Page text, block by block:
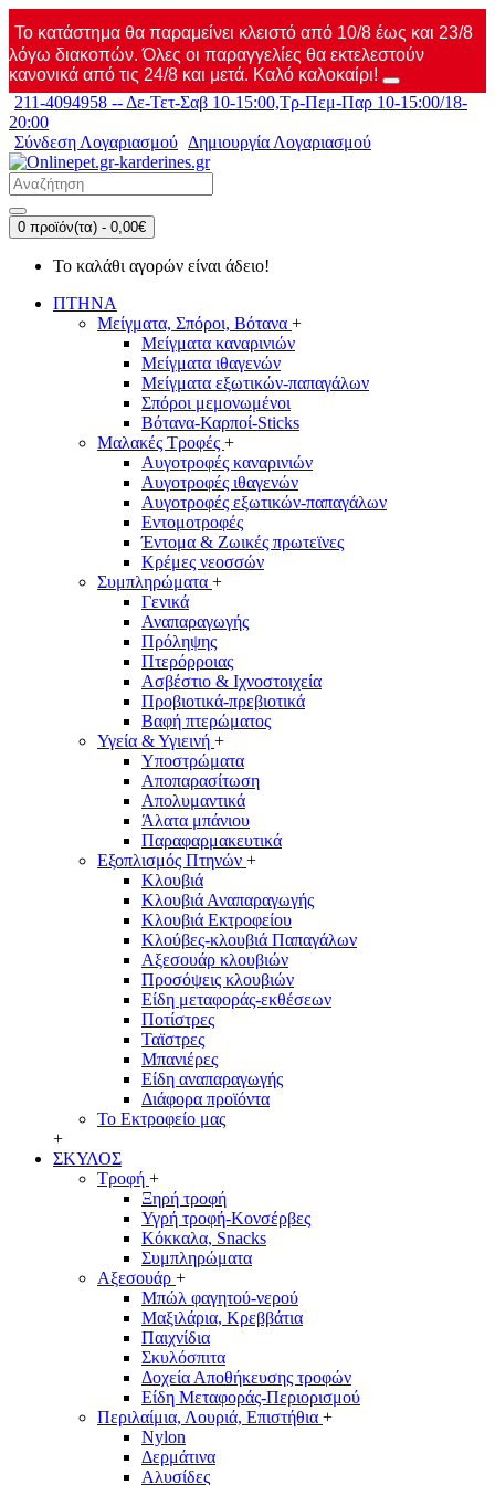
Το κατάστημα θα παραμείνει κλειστό από 10/8 έως και 23/8
λόγω διακοπών. Όλες οι παραγγελίες θα εκτελεστούν
κανονικά από τις 24/8 και μετά. Καλό καλοκαίρι!
211-4094958 -- Δε-Τετ-Σαβ 10-15:00,Τρ-Πεμ-Παρ 10-15:00/18-
20:00
Σύνδεση Λογαριασμού Δημιουργία Λογαριασμού
0 προϊόν(τα) - 0,00€
Το καλάθι αγορών είναι άδειο!
ΠΤΗΝΑ
Μείγματα, Σπόροι, Βότανα +
Μείγματα καναρινιών
Μείγματα ιθαγενών
Μείγματα εξωτικών-παπαγάλων
Σπόροι μεμονωμένοι
Βότανα-Καρποί-Sticks
Μαλακές Τροφές +
Αυγοτροφές καναρινιών
Αυγοτροφές ιθαγενών
Αυγοτροφές εξωτικών-παπαγάλων
Εντομοτροφές
Έντομα & Ζωικές πρωτεϊνες
Κρέμες νεοσσών
Συμπληρώματα +
Γενικά
Αναπαραγωγής
Πρόληψης
Πτερόρροιας
Ασβέστιο & Ιχνοστοιχεία
Προβιοτικά-πρεβιοτικά
Βαφή πτερώματος
Υγεία & Υγιεινή +
Υποστρώματα
Αποπαρασίτωση
Απολυμαντικά
Άλατα μπάνιου
Παραφαρμακευτικά
Εξοπλισμός Πτηνών +
Κλουβιά
Κλουβιά Αναπαραγωγής
Κλουβιά Eκτροφείου
Κλούβες-κλουβιά Παπαγάλων
Αξεσουάρ κλουβιών
Προσόψεις κλουβιών
Είδη μεταφοράς-εκθέσεων
Ποτίστρες
Ταϊστρες
Μπανιέρες
Είδη αναπαραγωγής
Διάφορα προϊόντα
Το Εκτροφείο μας
+
ΣΚΥΛΟΣ
Τροφή +
Ξηρή τροφή
Υγρή τροφή-Κονσέρβες
Κόκκαλα, Snacks
Συμπληρώματα
Αξεσουάρ +
Μπώλ φαγητού-νερού
Μαξιλάρια, Κρεββάτια
Παιχνίδια
Σκυλόσπιτα
Δοχεία Αποθήκευσης τροφών
Είδη Μεταφοράς-Περιορισμού
Περιλαίμια, Λουριά, Επιστήθια +
Nylon
Δερμάτινα
Αλυσίδες